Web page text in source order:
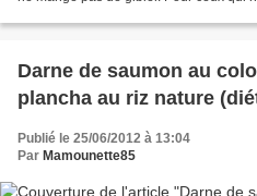
Darne de saumon au
plancha au riz nature
Publié le 25/06/2012 à 13:04
Par Mamounette85